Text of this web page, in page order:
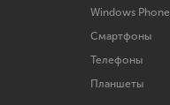
Windows Phone
Смартфоны
Телефоны
Планшеты